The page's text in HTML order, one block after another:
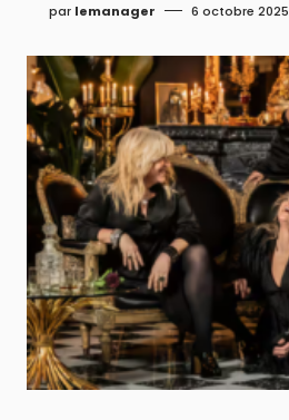
par lemanager 6 octobre 2025